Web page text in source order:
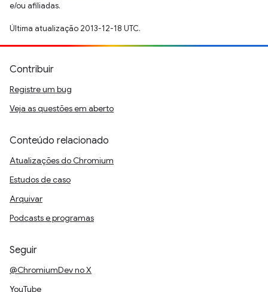
e/ou afiliadas.
Última atualização 2013-12-18 UTC.
Contribuir
Registre um bug
Veja as questões em aberto
Conteúdo relacionado
Atualizações do Chromium
Estudos de caso
Arquivar
Podcasts e programas
Seguir
@ChromiumDev no X
YouTube